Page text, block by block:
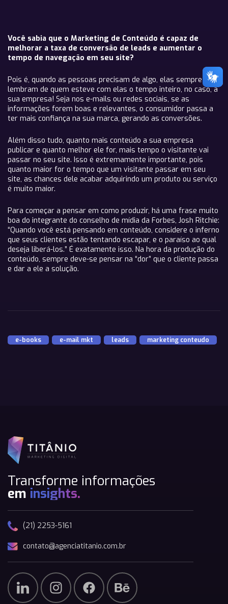
Você sabia que o Marketing de Conteúdo é capaz de
melhorar a taxa de conversão de leads e aumentar o
tempo de navegação em seu site?
Pois é, quando as pessoas precisam de algo, elas sempre
lembram de quem esteve com elas o tempo inteiro, no caso, a
sua empresa! Seja nos e-mails ou redes sociais, se as
informações forem boas e relevantes, o consumidor passa a
ter mais confiança na sua marca, gerando as conversões.
Além disso tudo, quanto mais conteúdo a sua empresa
publicar e quanto melhor ele for, mais tempo o visitante vai
passar no seu site. Isso é extremamente importante, pois
quanto maior for o tempo que um visitante passar em seu
site, as chances dele acabar adquirindo um produto ou serviço
é muito maior.
Para começar a pensar em como produzir, há uma frase muito
boa do integrante do conselho de mídia da Forbes, Josh Ritchie:
“Quando você está pensando em conteúdo, considere o inferno
que seus clientes estão tentando escapar, e o paraíso ao qual
deseja liberá-los.” É exatamente isso. Na hora da produção do
conteúdo, sempre deve-se pensar na “dor” que o cliente passa
e dar a ele a solução.
e-books e-mail mkt leads marketing conteudo
Transforme informações
em insights.
(21) 2253-5161
contato@agenciatitanio.com.br